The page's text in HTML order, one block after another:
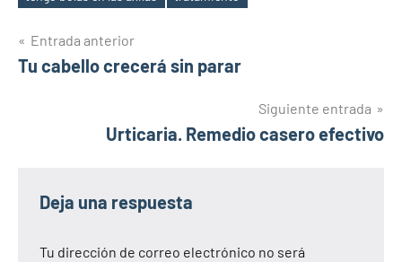
Navegación
de
Entrada anterior
Tu cabello crecerá sin parar
Siguiente entrada
Urticaria. Remedio casero efectivo
Deja una respuesta
Tu dirección de correo electrónico no será